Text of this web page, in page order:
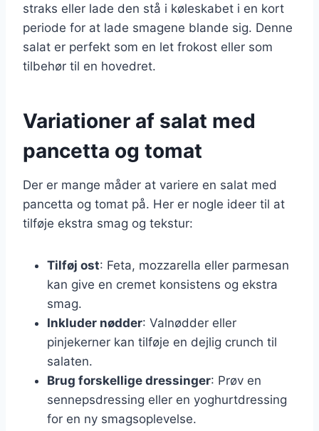
straks eller lade den stå i køleskabet i en kort
periode for at lade smagene blande sig. Denne
salat er perfekt som en let frokost eller som
tilbehør til en hovedret.
Variationer af salat med
pancetta og tomat
Der er mange måder at variere en salat med
pancetta og tomat på. Her er nogle ideer til at
tilføje ekstra smag og tekstur:
Tilføj ost: Feta, mozzarella eller parmesan
kan give en cremet konsistens og ekstra
smag.
Inkluder nødder: Valnødder eller
pinjekerner kan tilføje en dejlig crunch til
salaten.
Brug forskellige dressinger: Prøv en
sennepsdressing eller en yoghurtdressing
for en ny smagsoplevelse.